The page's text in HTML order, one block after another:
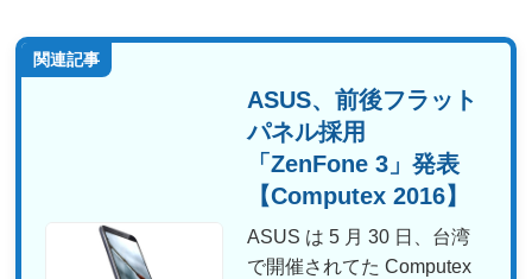
関連記事
ASUS、前後フラット
パネル採用
「ZenFone 3」発表
【Computex 2016】
ASUS は 5 月 30 日、台湾
で開催されてた Computex